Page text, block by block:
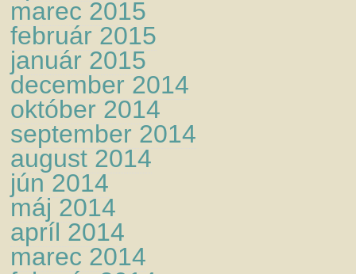
marec 2015
február 2015
január 2015
december 2014
október 2014
september 2014
august 2014
jún 2014
máj 2014
apríl 2014
marec 2014